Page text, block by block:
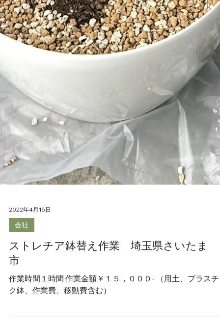
2022年4月24日
会社
GREENs
品質が良い観葉植物、盆栽、各種道具、多肉植物などを取
う。 workshop、event、projectなどの企画も行います。